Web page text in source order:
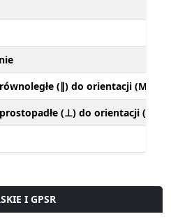
(∥) do orientacji (M)
(⊥) do orientacji (M)
I GPSR